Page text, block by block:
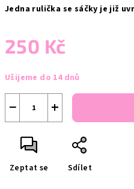
Jedna rulička se sáčky je již
250 Kč
cena:
Ušijeme do 14 dnů
+
−
Zeptat se Sdílet